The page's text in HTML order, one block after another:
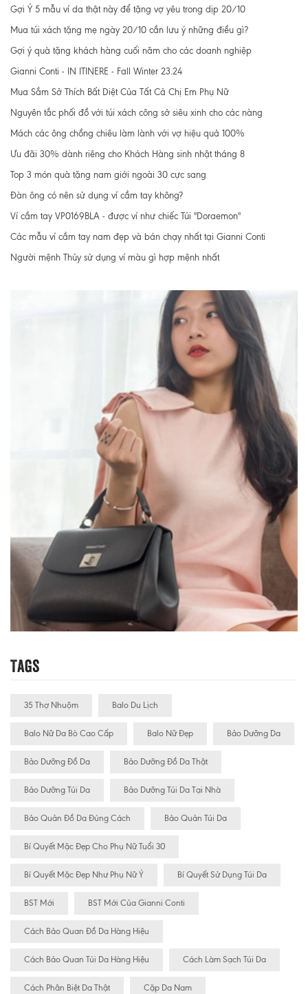
Gợi Ý 5 mẫu ví da thật này để tặng vợ yêu trong dịp 20/10
Mua túi xách tặng mẹ ngày 20/10 cần lưu ý những điều gì?
Gợi ý quà tặng khách hàng cuối năm cho các doanh nghiệp
Gianni Conti - IN ITINERE - Fall Winter 23.24
Mua Sắm Sở Thích Bất Diệt Của Tất Cả Chị Em Phụ Nữ
Nguyên tắc phối đồ với túi xách công sở siêu xinh cho các nàng
Mách các ông chồng chiêu làm lành với vợ hiệu quả 100%
Ưu đãi 30% dành riêng cho Khách Hàng sinh nhật tháng 8
Top 3 món quà tặng nam giới ngoài 30 cực sang
Đàn ông có nên sử dụng ví cầm tay không?
Ví cầm tay VP0169BLA - được ví như chiếc Túi "Doraemon"
Các mẫu ví cầm tay nam đẹp và bán chạy nhất tại Gianni Conti
Người mệnh Thủy sử dụng ví màu gì hợp mệnh nhất
Tags
35 Thợ Nhuộm Balo Du Lịch
Balo Nữ Da Bò Cao Cấp Balo Nữ Đẹp Bảo Dưỡng Da
Bảo Dưỡng Đồ Da Bảo Dưỡng Đồ Da Thật
Bảo Dưỡng Túi Da Bảo Dưỡng Túi Da Tại Nhà
Bảo Quản Đồ Da Đúng Cách Bảo Quản Túi Da
Bí Quyết Mặc Đẹp Cho Phụ Nữ Tuổi 30
Bí Quyết Mặc Đẹp Như Phụ Nữ Ý Bí Quyết Sử Dụng Túi Da
BST Mới BST Mới Của Gianni Conti
Cách Bảo Quan Đồ Da Hàng Hiệu
Cách Bảo Quan Túi Da Hàng Hiệu Cách Làm Sạch Túi Da
Cách Phân Biệt Da Thật Cặp Da Nam